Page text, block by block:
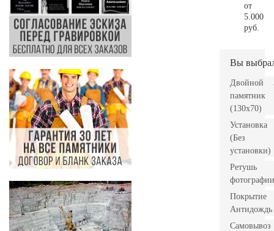
от
5.000
руб.
Вы
Двойной
памятник
(130х70)
Установка
(Без
установки)
Ретушь
фотографии
Покрытие
Антидождь
Самовывоз